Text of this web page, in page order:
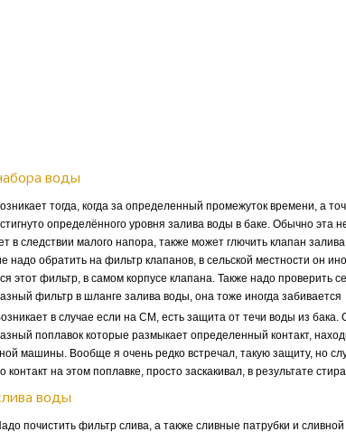
воды
тогда, когда за определенный промежуток времени, а
определённого уровня залива воды в баке. Обычно эта
в следствии малого напора, также может глючить клапан
надо обратить на фильтр клапанов, в сельской местности он
этот фильтр, в самом корпусе клапана. Также надо проверить
фильтр в шланге залива воды, она тоже иногда забивается
в случае если на СМ, есть защита от течи воды из бака.
поплавок которые размыкает определенный контакт,
машины. Вообще я очень редко встречал, такую защиту, но
контакт на этом поплавке, просто заскакивал, в результате
воды
почистить фильтр слива, а также сливные патрубки и